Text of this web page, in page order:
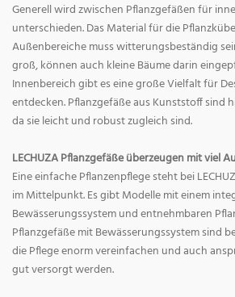
Generell wird zwischen Pflanzgefäßen für
unterschieden. Das Material für die
Außenbereiche muss witterungsbeständig
groß, können auch kleine Bäume darin
Innenbereich gibt es eine große Vielfalt für
entdecken. Pflanzgefäße aus Kunststoff sind
da sie leicht und robust zugleich sind.
LECHUZA Pflanzgefäße überzeugen mit viel
Eine einfache Pflanzenpflege steht bei
im Mittelpunkt. Es gibt Modelle mit einem
Bewässerungssystem und entnehmbaren
Pflanzgefäße mit Bewässerungssystem sind
die Pflege enorm vereinfachen und auch
gut versorgt werden.